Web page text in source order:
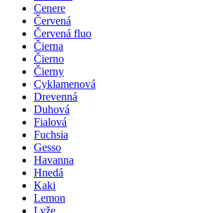
Cenere
Červená
Červená fluo
Čierna
Čierno
Čierny
Cyklamenová
Drevenná
Duhová
Fialová
Fuchsia
Gesso
Havanna
Hnedá
Kaki
Lemon